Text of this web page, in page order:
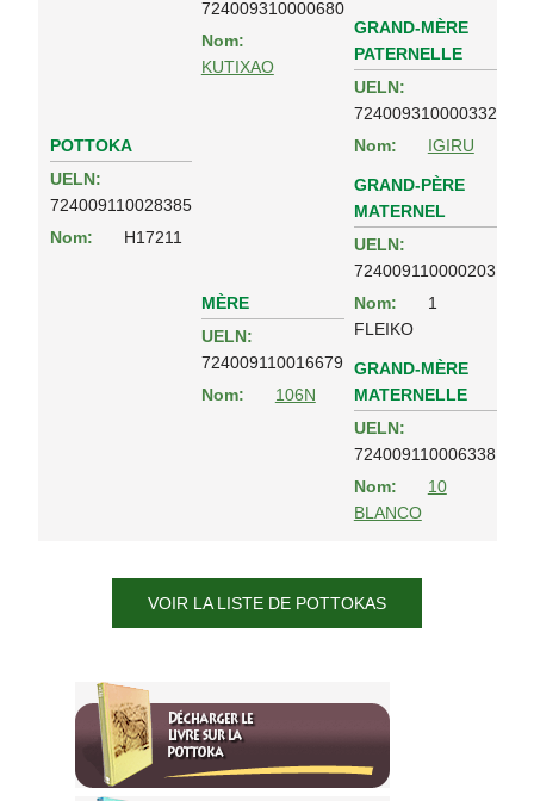
POTTOKA
UELN:
724009110028385
Nom:
H17211
724009310000680
Nom:
KUTIXAO
GRAND-MÈRE
PATERNELLE
UELN:
724009310000332
Nom:
IGIRU
MÈRE
UELN:
724009110016679
Nom:
106N
GRAND-PÈRE
MATERNEL
UELN:
724009110000203
Nom:
1
FLEIKO
GRAND-MÈRE
MATERNELLE
UELN:
724009110006338
Nom:
10
BLANCO
VOIR LA LISTE DE POTTOKAS